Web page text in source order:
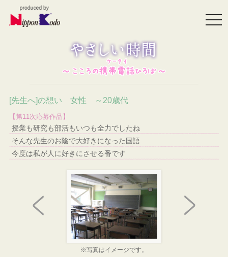
[先生へ]の想い 女性 ～20歳代
【第11次応募作品】
授業も研究も部活もいつも全力でしたね
そんな先生のお陰で大好きになった国語
今度は私が人に好きにさせる番です
※写真はイメージです。